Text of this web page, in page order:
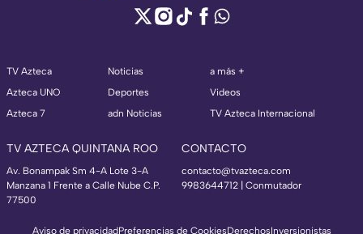
TV Azteca
Azteca UNO
Azteca 7
Noticias
Deportes
adn Noticias
a más +
Videos
TV Azteca Internacional
TV AZTECA QUINTANA ROO
Av. Bonampak Sm 4-A Lote 3-A
Manzana 1 Frente a Calle Nube C.P.
77500
CONTACTO
contacto@tvazteca.com
9983644712 | Conmutador
Aviso de privacidadPreferencias de CookiesDerechosInversionistas